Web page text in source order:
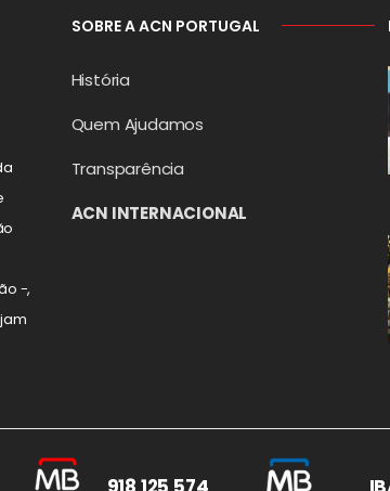
-,
SOBRE A ACN PORTUGAL
História
Quem Ajudamos
Transparência
ACN INTERNACIONAL